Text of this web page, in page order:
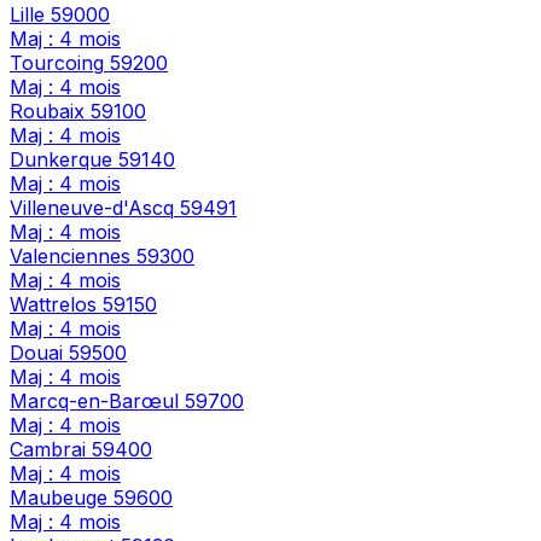
Lille 59000
Maj : 4 mois
Tourcoing 59200
Maj : 4 mois
Roubaix 59100
Maj : 4 mois
Dunkerque 59140
Maj : 4 mois
Villeneuve-d'Ascq 59491
Maj : 4 mois
Valenciennes 59300
Maj : 4 mois
Wattrelos 59150
Maj : 4 mois
Douai 59500
Maj : 4 mois
Marcq-en-Barœul 59700
Maj : 4 mois
Cambrai 59400
Maj : 4 mois
Maubeuge 59600
Maj : 4 mois